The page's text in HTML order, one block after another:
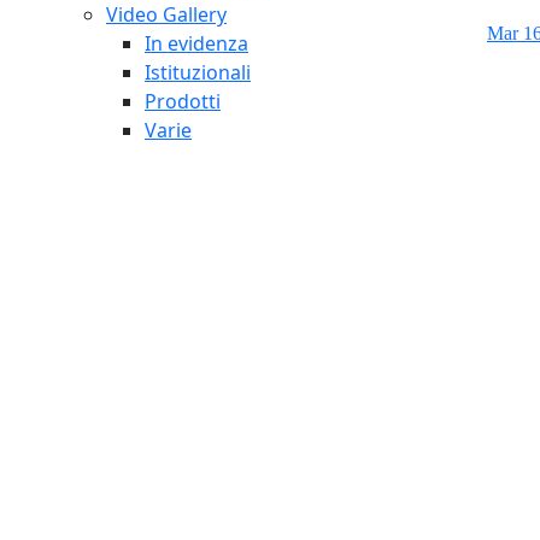
Video Gallery
In evidenza
Istituzionali
Prodotti
Varie
Mar